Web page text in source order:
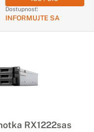
Dostupnosť:
INFORMUJTE SA
RX1222sas